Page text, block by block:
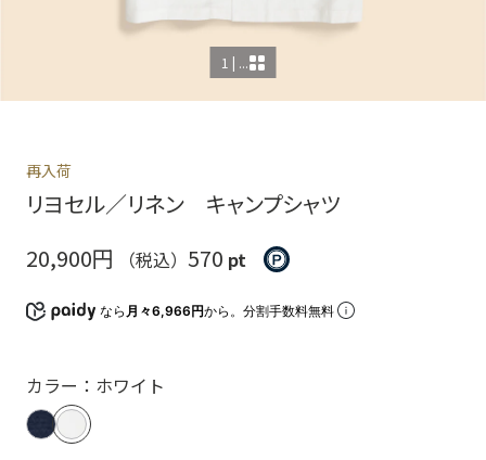
1 | ...
再入荷
リヨセル／リネン キャンプシャツ
20,900円
（税込） 570 pt
なら 月々6,966円から。分割手数料無料
カラー：ホワイト